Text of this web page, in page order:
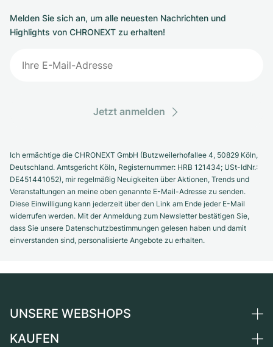
Melden Sie sich an, um alle neuesten Nachrichten und
Highlights von CHRONEXT zu erhalten!
Jetzt anmelden
Ich ermächtige die CHRONEXT GmbH (Butzweilerhofallee 4, 50829 Köln,
Deutschland. Amtsgericht Köln, Registernummer: HRB 121434; USt-IdNr.:
DE451441052), mir regelmäßig Neuigkeiten über Aktionen, Trends und
Veranstaltungen an meine oben genannte E-Mail-Adresse zu senden.
Diese Einwilligung kann jederzeit über den Link am Ende jeder E-Mail
widerrufen werden. Mit der Anmeldung zum Newsletter bestätigen Sie,
dass Sie unsere Datenschutzbestimmungen gelesen haben und damit
einverstanden sind, personalisierte Angebote zu erhalten.
UNSERE WEBSHOPS
Deutschland
KAUFEN